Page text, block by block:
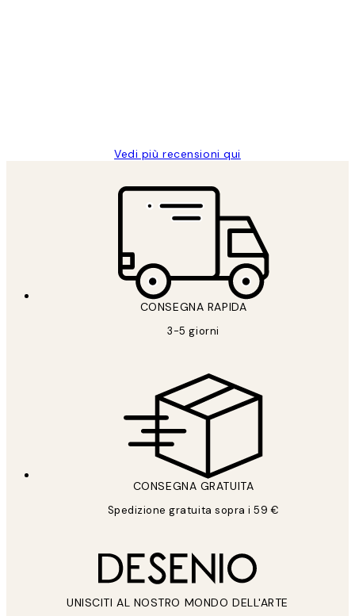
Vedi più recensioni qui
CONSEGNA RAPIDA
3-5 giorni
CONSEGNA GRATUITA
Spedizione gratuita sopra i 59 €
UNISCITI AL NOSTRO MONDO DELL'ARTE